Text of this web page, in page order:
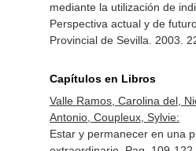
mediante la utilización de
Perspectiva actual y de
Provincial de Sevilla. 2003.
Capítulos en Libros
Valle Ramos, Carolina del,
Antonio, Coupleux, Sylvie:
Estar y permanecer en una